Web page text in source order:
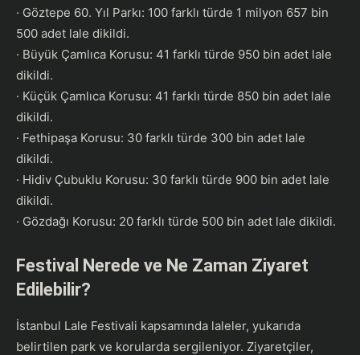
· Göztepe 60. Yıl Parkı: 100 farklı türde 1 milyon 657 bin
500 adet lale dikildi.
· Büyük Çamlıca Korusu: 41 farklı türde 950 bin adet lale
dikildi.
· Küçük Çamlıca Korusu: 41 farklı türde 850 bin adet lale
dikildi.
· Fethipaşa Korusu: 30 farklı türde 300 bin adet lale
dikildi.
· Hidiv Çubuklu Korusu: 30 farklı türde 900 bin adet lale
dikildi.
· Gözdağı Korusu: 20 farklı türde 500 bin adet lale dikildi.
Festival Nerede ve Ne Zaman Ziyaret
Edilebilir?
İstanbul Lale Festivali kapsamında laleler, yukarıda
belirtilen park ve korularda sergileniyor. Ziyaretçiler,